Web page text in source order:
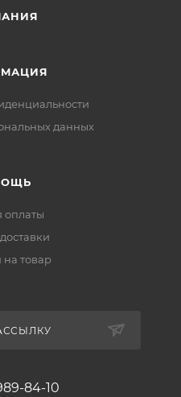
данных
оплаты
на товар
84-10